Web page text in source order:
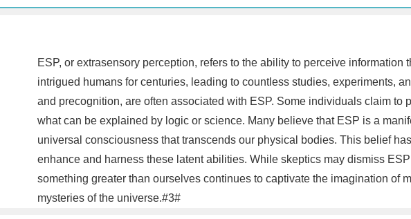
ESP, or extrasensory perception, refers to the ability to perceive
intrigued humans for centuries, leading to countless studies, experiments,
and precognition, are often associated with ESP. Some individuals claim
what can be explained by logic or science. Many believe that ESP is a
universal consciousness that transcends our physical bodies. This belief
enhance and harness these latent abilities. While skeptics may dismiss
something greater than ourselves continues to captivate the imagination of
mysteries of the universe.#3#